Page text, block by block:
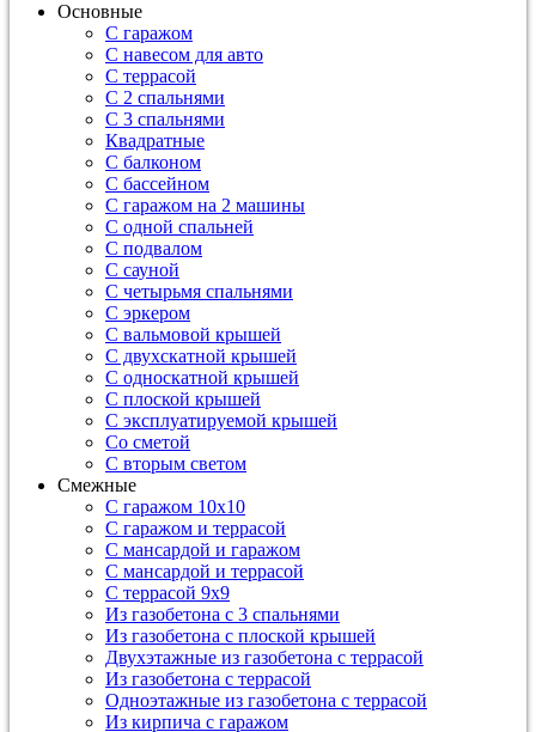
Основные
С гаражом
С навесом для авто
С террасой
С 2 спальнями
С 3 спальнями
Квадратные
С балконом
С бассейном
С гаражом на 2 машины
С одной спальней
С подвалом
С сауной
С четырьмя спальнями
С эркером
С вальмовой крышей
С двухскатной крышей
С односкатной крышей
С плоской крышей
С эксплуатируемой крышей
Со сметой
С вторым светом
Смежные
С гаражом 10х10
С гаражом и террасой
С мансардой и гаражом
С мансардой и террасой
С террасой 9х9
Из газобетона с 3 спальнями
Из газобетона с плоской крышей
Двухэтажные из газобетона с террасой
Из газобетона с террасой
Одноэтажные из газобетона с террасой
Из кирпича с гаражом